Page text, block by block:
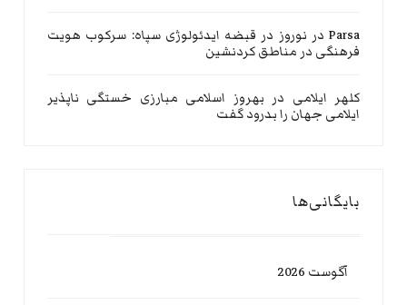
Parsa در نوروز در قبضه ایدئولوژی سپاه: سرکوب هویت
فرهنگی در مناطق کردنشین
کلهر ایلامی در بهروز اسلامی مبارزی خستگی ناپذیر
ایلامی جهان را بدرود گفت
بایگانی‌ها
آگوست 2026